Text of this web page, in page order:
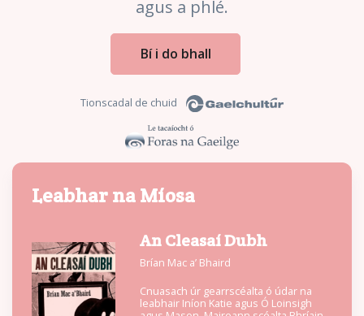
agus a phlé.
Bí i do bhall
Tionscadal de chuid
Leabhar na Míosa
An Cleasaí Dubh
Brían Mac a’ Bhaird
Cnuasach úr gearrscéalta ó údar na
leabhair Iníon Katie agus Ó Loinsigh